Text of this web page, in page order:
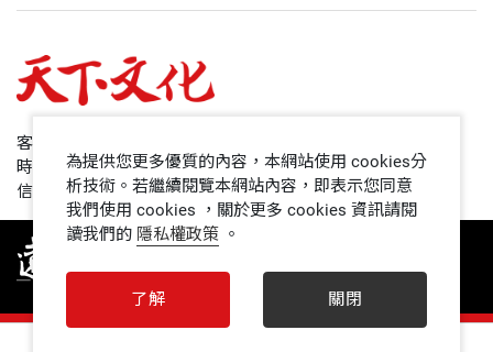
哈佛商業評論
領導影響力學院
1號課堂
客服專線：+886 2 2662-0012
時間：週一~週五9:00~12:30;13:30~17:00
信箱：service@cwgv.com.tw
為提供您更多優質的內容，本網站使用 cookies分
析技術。若繼續閱覽本網站內容，即表示您同意
我們使用 cookies ，關於更多 cookies 資訊請閱
讀我們的 隱私權政策 。
了解 關閉